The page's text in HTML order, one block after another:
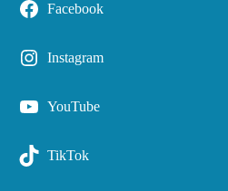
Facebook
Instagram
YouTube
TikTok